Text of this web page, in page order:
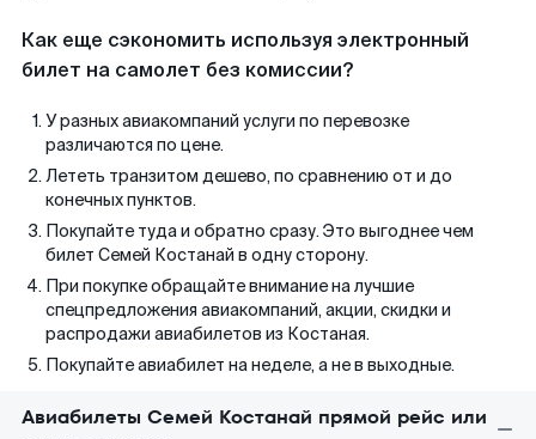
Как еще сэкономить используя электронный
билет на самолет без комиссии?
У разных авиакомпаний услуги по перевозке
различаются по цене.
Лететь транзитом дешево, по сравнению от и до
конечных пунктов.
Покупайте туда и обратно сразу. Это выгоднее чем
билет Семей Костанай в одну сторону.
При покупке обращайте внимание на лучшие
спецпредложения авиакомпаний, акции, скидки и
распродажи авиабилетов из Костаная.
Покупайте авиабилет на неделе, а не в выходные.
Авиабилеты Семей Костанай прямой рейс или